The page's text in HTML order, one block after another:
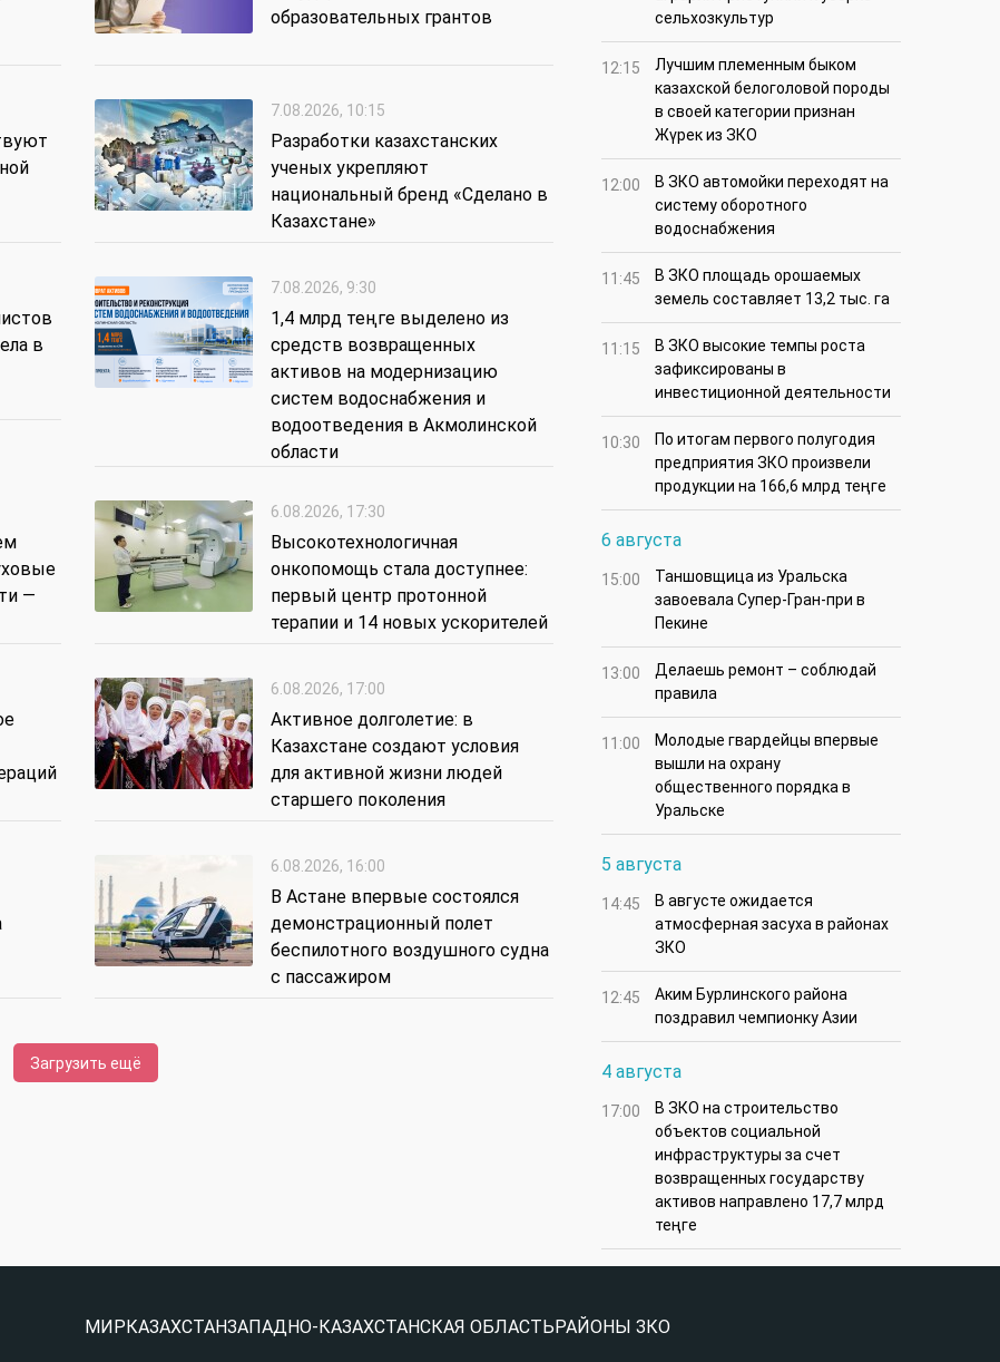
образовательных грантов
7.08.2026, 10:15
Разработки казахстанских
ученых укрепляют
национальный бренд «Сделано в
Казахстане»
в
7.08.2026, 9:30
1,4 млрд теңге выделено из
средств возвращенных
активов на модернизацию
систем водоснабжения и
водоотведения в Акмолинской
области
—
6.08.2026, 17:30
Высокотехнологичная
онкопомощь стала доступнее:
первый центр протонной
терапии и 14 новых ускорителей
6.08.2026, 17:00
Активное долголетие: в
Казахстане создают условия
для активной жизни людей
старшего поколения
6.08.2026, 16:00
В Астане впервые состоялся
демонстрационный полет
беспилотного воздушного судна
с пассажиром
Загрузить ещё
сельхозкультур
12:15
Лучшим племенным быком
казахской белоголовой породы
в своей категории признан
Жүрек из ЗКО
12:00
В ЗКО автомойки переходят на
систему оборотного
водоснабжения
11:45
В ЗКО площадь орошаемых
земель составляет 13,2 тыс. га
11:15
В ЗКО высокие темпы роста
зафиксированы в
инвестиционной деятельности
10:30
По итогам первого полугодия
предприятия ЗКО произвели
продукции на 166,6 млрд теңге
6 августа
15:00
Таншовщица из Уральска
завоевала Супер-Гран-при в
Пекине
13:00
Делаешь ремонт – соблюдай
правила
11:00
Молодые гвардейцы впервые
вышли на охрану
общественного порядка в
Уральске
5 августа
14:45
В августе ожидается
атмосферная засуха в районах
ЗКО
12:45
Аким Бурлинского района
поздравил чемпионку Азии
4 августа
17:00
В ЗКО на строительство
объектов социальной
инфраструктуры за счет
возвращенных государству
активов направлено 17,7 млрд
теңге
МИР КАЗАХСТАНЗАПАДНО-КАЗАХСТАНСКАЯ ОБЛАСТЬ РАЙОНЫ ЗКО